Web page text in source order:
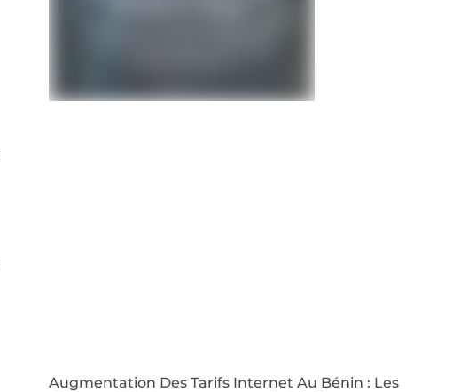
Augmentation Des Tarifs Internet Au Bénin : Les